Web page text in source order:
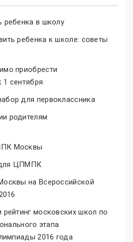
ребенка в школу
ребенка к школе: советы
приобрести
1 сентября
для первоклассника
родителям
Москвы
ЦПМПК
на Всероссийской
рейтинг московских школ по
этапа
2016 года